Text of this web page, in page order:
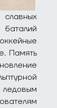
Память